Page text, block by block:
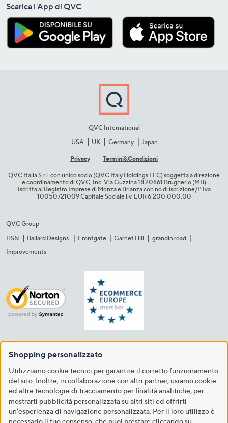
Scarica l'App di QVC
QVC International
USA
UK Germany Japan
Privacy Termini&C​ondizioni
QVC Italia S.r.l. con unico socio (QVC Italy Holdings LLC) soggetta a direzione
e coordinamento di QVC, Inc. Via Guzzina 18 20861 Brugherio (MB)​
Iscritta al Registro Imprese di Monza e Brianza con no di iscrizione/P.Iva
10050721009 Capitale Sociale i.v. EUR 6.200.000,00​
QVC Group
HSN
Ballard Designs Frontgate Garnet Hill
grandin road
Improvements
Shopping personalizzato
Utilizziamo cookie tecnici per garantire il corretto funzionamento
del sito. Inoltre, in collaborazione con altri partner, usiamo cookie
ed altre tecnologie di tracciamento per finalità analitiche, per
mostrarti pubblicità personalizzata su altri siti ed offrirti
un’esperienza di navigazione personalizzata. Per il loro utilizzo è
necessario il tuo consenso, che puoi prestare cliccando su